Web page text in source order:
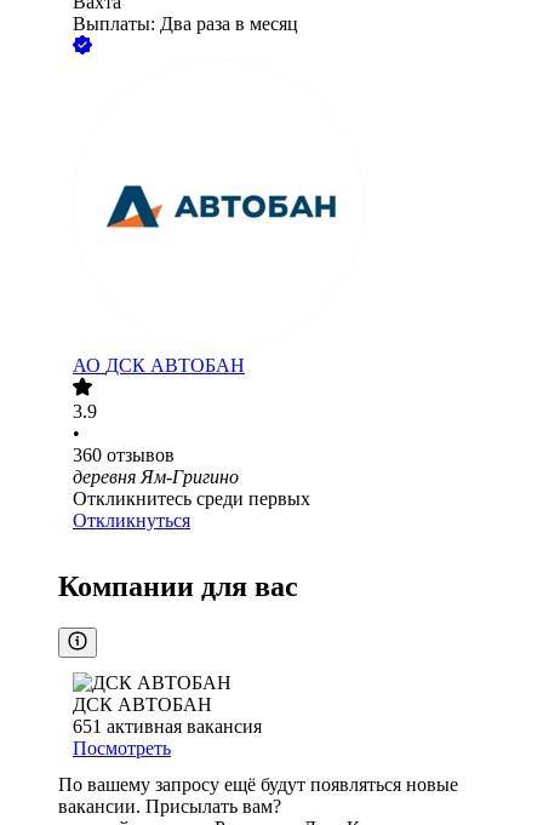
Выплаты: Два раза в месяц
АО ДСК АВТОБАН
3.9
•
360 отзывов
деревня Ям-Григино
Откликнитесь среди первых
Откликнуться
Компании для вас
ДСК АВТОБАН
651 активная вакансия
Посмотреть
По вашему запросу ещё будут появляться новые
вакансии. Присылать вам?